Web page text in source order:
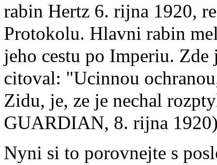
rabin Hertz 6. rijna 1920,
Protokolu. Hlavni rabin
jeho cestu po Imperiu.
citoval: "Ucinnou
Zidu, je, ze je nechal
GUARDIAN, 8. rijna
Nyni si to porovnejte s